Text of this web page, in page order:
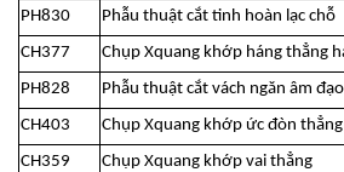
PH830
Phẫu thuật cắt tinh hoàn lạc chỗ
CH377
Chụp Xquang khớp háng thẳng
PH828
Phẫu thuật cắt vách ngăn âm
CH403
Chụp Xquang khớp ức đòn thẳng
CH359
Chụp Xquang khớp vai thẳng